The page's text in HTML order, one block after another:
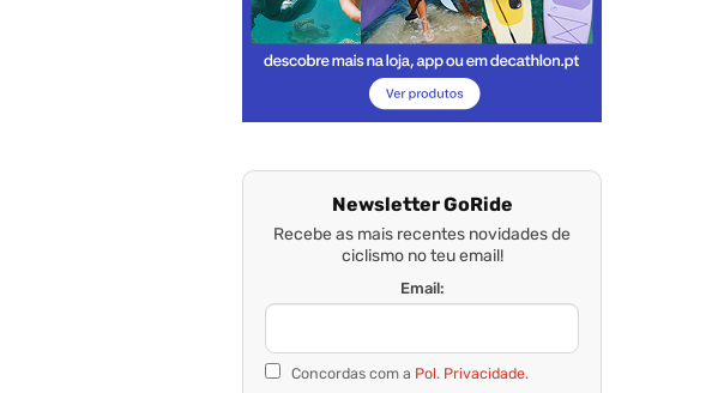
Newsletter GoRide
Recebe as mais recentes novidades de
ciclismo no teu email!
Email:
Concordas com a Pol. Privacidade.